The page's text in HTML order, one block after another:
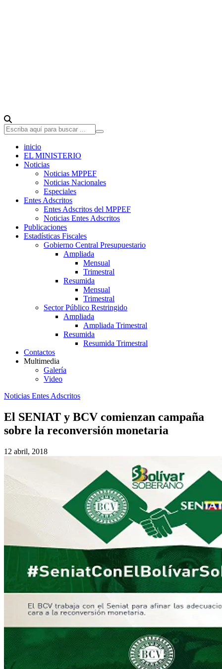
inicio
EL MINISTERIO
Noticias
Noticias MPPEF
Noticias Nacionales
Especiales
Entes Adscritos
Entes Adscritos del MPPEF
Noticias Entes Adscritos
Publicaciones
Estadísticas Fiscales
Gobierno Central Presupuestario
Ampliada
Mensual
Trimestral
Resumida
Mensual
Trimestral
Sector Público Restringido
Ampliada
Ampliada Trimestral
Resumida
Resumida Trimestral
Contactos
Multimedia
Galería
Video
Noticias Entes Adscritos
El SENIAT y BCV comienzan campaña
sobre la reconversión monetaria
12 abril, 2018